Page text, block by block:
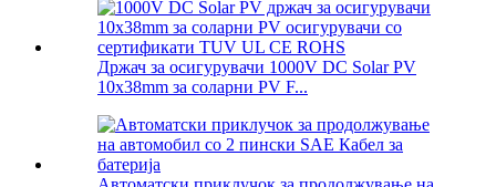
Држач за осигурувачи 1000V DC Solar PV
10x38mm за соларни PV F...